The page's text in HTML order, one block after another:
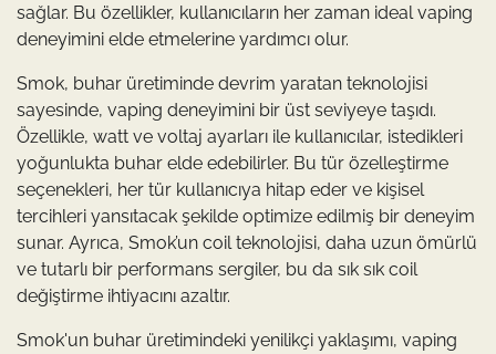
sağlar. Bu özellikler, kullanıcıların her zaman ideal vaping
deneyimini elde etmelerine yardımcı olur.
Smok, buhar üretiminde devrim yaratan teknolojisi
sayesinde, vaping deneyimini bir üst seviyeye taşıdı.
Özellikle, watt ve voltaj ayarları ile kullanıcılar, istedikleri
yoğunlukta buhar elde edebilirler. Bu tür özelleştirme
seçenekleri, her tür kullanıcıya hitap eder ve kişisel
tercihleri yansıtacak şekilde optimize edilmiş bir deneyim
sunar. Ayrıca, Smok’un coil teknolojisi, daha uzun ömürlü
ve tutarlı bir performans sergiler, bu da sık sık coil
değiştirme ihtiyacını azaltır.
Smok'un buhar üretimindeki yenilikçi yaklaşımı, vaping